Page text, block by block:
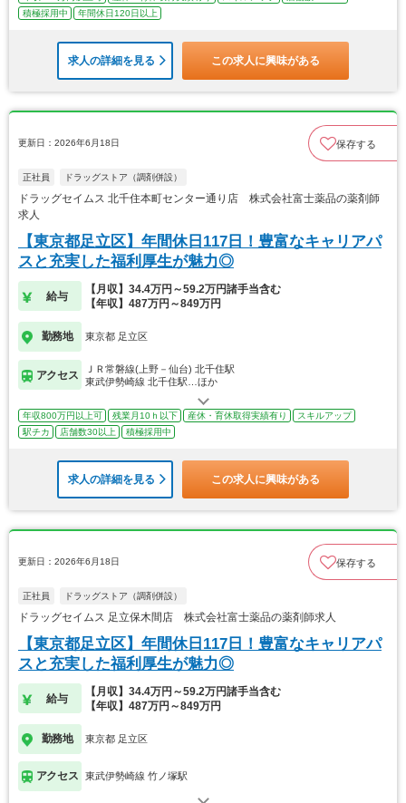
積極採用中
年間休日120日以上
求人の詳細を見る この求人に興味がある
更新日：2026年6月18日 保存する
正社員 ドラッグストア（調剤併設）
ドラッグセイムス 北千住本町センター通り店 株式会社富士薬品の薬剤師
求人
【東京都足立区】年間休日117日！豊富なキャリアパ
スと充実した福利厚生が魅力◎
給与
【月収】34.4万円～59.2万円諸手当含む
【年収】487万円～849万円
勤務地 東京都 足立区
アクセス
ＪＲ常磐線(上野－仙台) 北千住駅
東武伊勢崎線 北千住駅…ほか
年収800万円以上可 残業月10ｈ以下 産休・育休取得実績有り
スキルアップ
駅チカ
店舗数30以上 積極採用中
求人の詳細を見る この求人に興味がある
更新日：2026年6月18日 保存する
正社員 ドラッグストア（調剤併設）
ドラッグセイムス 足立保木間店 株式会社富士薬品の薬剤師求人
【東京都足立区】年間休日117日！豊富なキャリアパ
スと充実した福利厚生が魅力◎
給与
【月収】34.4万円～59.2万円諸手当含む
【年収】487万円～849万円
勤務地 東京都 足立区
アクセス 東武伊勢崎線 竹ノ塚駅